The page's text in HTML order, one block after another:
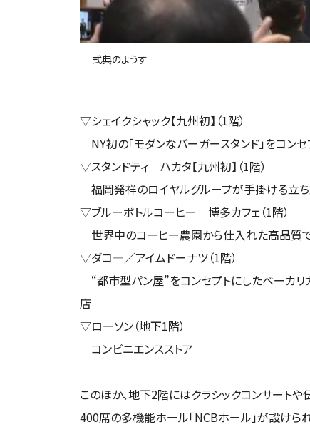
式典のようす
▽シェイクシャック【九州初】（1階）
NY初の「モダンなバーガースタンド」をコン
▽スタンドティ ハカタ【九州初】（1階）
福岡発祥のロイヤルグループが手掛ける立
▽ブルーボトルコーヒー 博多カフェ（1階）
世界中のコーヒー農園から仕入れた高品質
▽ダコ―／アイムドーナツ（1階）
“都市型パン屋”をコンセプトにしたベーカリ
店
▽ローソン（地下1階）
コンビニエンスストア
このほか、地下2階にはクラシックコンサート
400席の多機能ホール「NCBホール」が設けられ